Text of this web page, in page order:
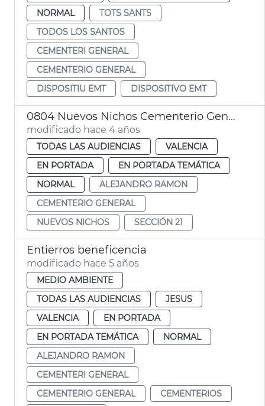
NORMAL
TOTS SANTS
TODOS LOS SANTOS
CEMENTERI GENERAL
CEMENTERIO GENERAL
DISPOSITIU EMT
DISPOSITIVO EMT
0804 Nuevos Nichos Cementerio General
modificado hace 4 años
TODAS LAS AUDIENCIAS
VALENCIA
EN PORTADA
EN PORTADA TEMÁTICA
NORMAL
ALEJANDRO RAMON
CEMENTERIO GENERAL
NUEVOS NICHOS
SECCIÓN 21
Entierros beneficencia
modificado hace 5 años
MEDIO AMBIENTE
TODAS LAS AUDIENCIAS
JESUS
VALENCIA
EN PORTADA
EN PORTADA TEMÁTICA
NORMAL
ALEJANDRO RAMON
CEMENTERI GENERAL
CEMENTERIO GENERAL
CEMENTERIOS